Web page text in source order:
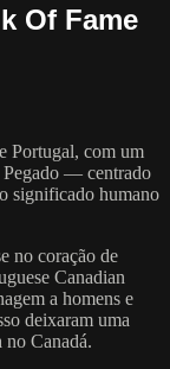
Of Fame
Portugal, com um
— centrado
significado humano
no coração de
Canadian
a homens e
deixaram uma
no Canadá.